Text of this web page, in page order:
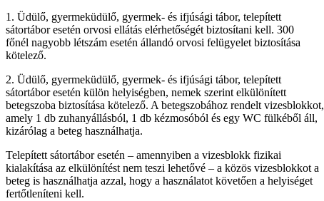
1. Üdülő, gyermeküdülő, gyermek- és ifjúsági tábor, telepített
sátortábor esetén orvosi ellátás elérhetőségét biztosítani kell. 300
főnél nagyobb létszám esetén állandó orvosi felügyelet biztosítása
kötelező.
2. Üdülő, gyermeküdülő, gyermek- és ifjúsági tábor, telepített
sátortábor esetén külön helyiségben, nemek szerint elkülönített
betegszoba biztosítása kötelező. A betegszobához rendelt vizesblokkot,
amely 1 db zuhanyállásból, 1 db kézmosóból és egy WC fülkéből áll,
kizárólag a beteg használhatja.
Telepített sátortábor esetén – amennyiben a vizesblokk fizikai
kialakítása az elkülönítést nem teszi lehetővé – a közös vizesblokkot a
beteg is használhatja azzal, hogy a használatot követően a helyiséget
fertőtleníteni kell.